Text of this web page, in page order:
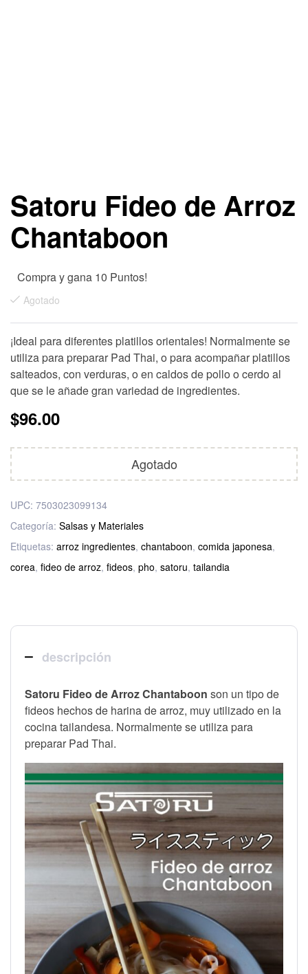
Satoru Fideo de Arroz
Chantaboon
Compra y gana 10 Puntos!
Agotado
¡Ideal para diferentes platillos orientales! Normalmente se
utiliza para preparar Pad Thai, o para acompañar platillos
salteados, con verduras, o en caldos de pollo o cerdo al
que se le añade gran variedad de ingredientes.
$96.00
Agotado
UPC: 7503023099134
Categoría: Salsas y Materiales
Etiquetas: arroz ingredientes, chantaboon, comida japonesa,
corea, fideo de arroz, fideos, pho, satoru, tailandia
descripción
Satoru Fideo de Arroz Chantaboon son un tipo de
fideos hechos de harina de arroz, muy utilizado en la
cocina tailandesa. Normalmente se utiliza para
preparar Pad Thai.